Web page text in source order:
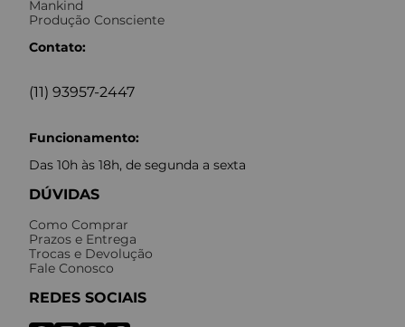
Mankind
Produção Consciente
Contato:
(11) 93957-2447
Funcionamento:
Das 10h às 18h, de segunda a sexta
DÚVIDAS
Como Comprar
Prazos e Entrega
Trocas e Devolução
Fale Conosco
REDES SOCIAIS